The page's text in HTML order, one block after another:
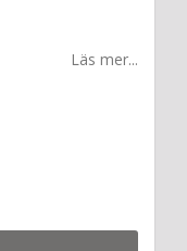
Läs mer...